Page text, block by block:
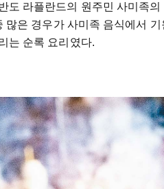
도 라플란드의 원주민 사미족
많은 경우가 사미족 음식에서
는 순록 요리였다.